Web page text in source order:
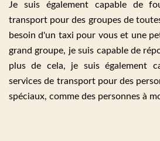
Je suis également capable de
transport pour des groupes de
besoin d'un taxi pour vous et une
grand groupe, je suis capable de
plus de cela, je suis également
services de transport pour des
spéciaux, comme des personnes à